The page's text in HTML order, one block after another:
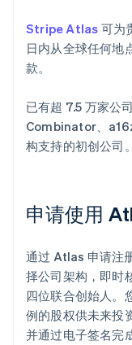
Stripe Atlas 可为
日内从全球任何地
款。
已有超 7.5 万家公
Combinator、
构支持的初创公司。
申请使用
通过 Atlas 申请注
择公司架构，即时
四位联合创始人。
例的股权供未来投
并通过电子签名完